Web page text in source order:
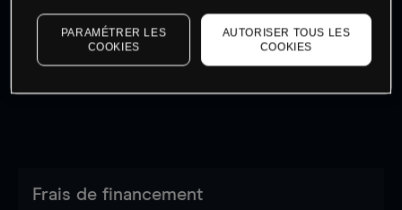
dernières données du marché.Log into see latest
market data
Frais de financement
PARAMÉTRER LES
COOKIES
AUTORISER TOUS LES
COOKIES